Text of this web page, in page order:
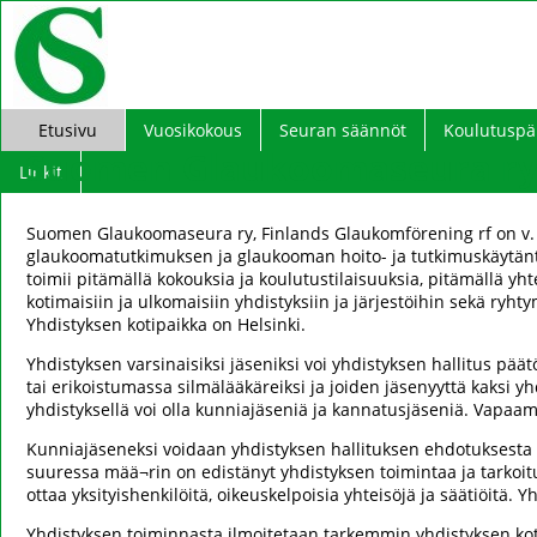
Suomen Glaukoomaseura
Etusivu Vuosikokous Seuran säännöt
Linkit
Suomen Glaukoomaseura ry, Finlands Glaukomförening rf on
glaukoomatutkimuksen ja glaukooman hoito- ja
toimii pitämällä kokouksia ja koulutustilaisuuksia, pitämällä
kotimaisiin ja ulkomaisiin yhdistyksiin ja järjestöihin sekä
Yhdistyksen kotipaikka on Helsinki.
Yhdistyksen varsinaisiksi jäseniksi voi yhdistyksen hallitus
tai erikoistumassa silmälääkäreiksi ja joiden jäsenyyttä kaksi
yhdistyksellä voi olla kunniajäseniä ja kannatusjäseniä.
Kunniajäseneksi voidaan yhdistyksen hallituksen
suuressa mää¬rin on edistänyt yhdistyksen toimintaa ja
ottaa yksityishenkilöitä, oikeuskelpoisia yhteisöjä ja säätiöitä.